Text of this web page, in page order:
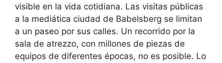
visible en la vida cotidiana. Las visitas públicas
a la mediática ciudad de Babelsberg se limitan
a un paseo por sus calles. Un recorrido por la
sala de atrezzo, con millones de piezas de
equipos de diferentes épocas, no es posible. Lo